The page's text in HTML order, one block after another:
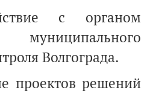
с органом
Волгограда.
проектов решений